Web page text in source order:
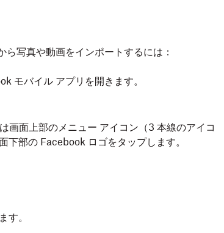
写真や動画をインポートするには：
モバイル アプリを開きます。
画面上部のメニュー アイコン（3 本線のアイコ
下部の Facebook ロゴをタップします。
す。